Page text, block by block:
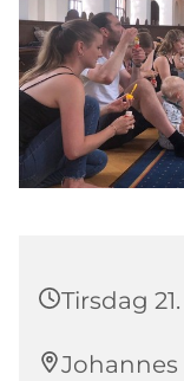
Tirsdag
Johannes